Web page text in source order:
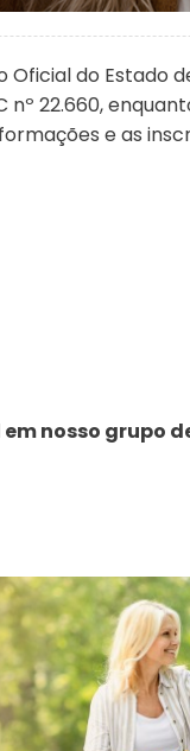
do Estado
22.660,
e as
nosso grupo